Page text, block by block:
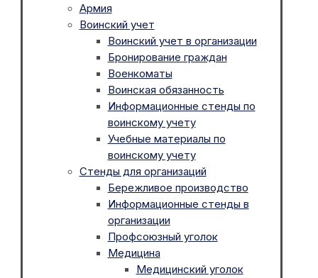
Армия
Воинский учет
Воинский учет в организации
Бронирование граждан
Военкоматы
Воинская обязанность
Информационные стенды по
воинскому учету
Учебные материалы по
воинскому учету
Стенды для организаций
Бережливое производство
Информационные стенды в
организации
Профсоюзный уголок
Медицина
Медицинский уголок